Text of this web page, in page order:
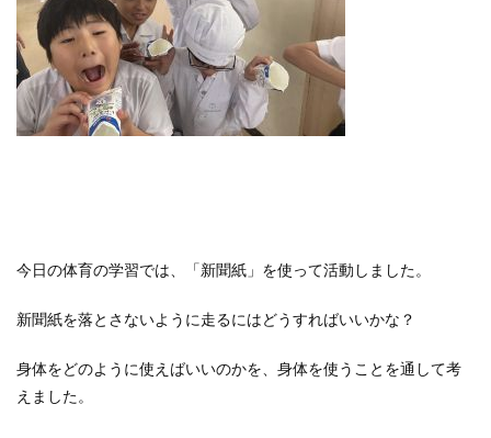
今日の体育の学習では、「新聞紙」を使って活動しました。
新聞紙を落とさないように走るにはどうすればいいかな？
身体をどのように使えばいいのかを、身体を使うことを通して考
えました。